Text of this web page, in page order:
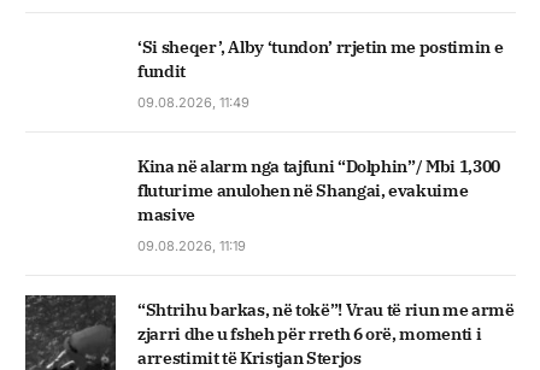
‘Si sheqer’, Alby ‘tundon’ rrjetin me postimin e
fundit
09.08.2026, 11:49
Kina në alarm nga tajfuni “Dolphin”/ Mbi 1,300
fluturime anulohen në Shangai, evakuime
masive
09.08.2026, 11:19
“Shtrihu barkas, në tokë”! Vrau të riun me armë
zjarri dhe u fsheh për rreth 6 orë, momenti i
arrestimit të Kristjan Sterjos